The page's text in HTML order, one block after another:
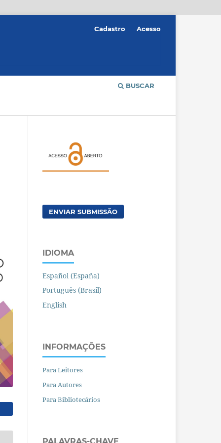
BUSCAR
Cadastro Acesso
ENVIAR SUBMISSÃO
IDIOMA
Español (España)
Português (Brasil)
English
INFORMAÇÕES
Para Leitores
Para Autores
Para Bibliotecários